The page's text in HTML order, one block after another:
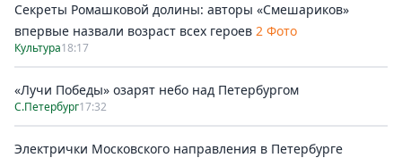
Секреты Ромашковой долины: авторы «Смешариков»
впервые назвали возраст всех героев 2 Фото
Культура18:17
«Лучи Победы» озарят небо над Петербургом
С.Петербург17:32
Электрички Московского направления в Петербурге